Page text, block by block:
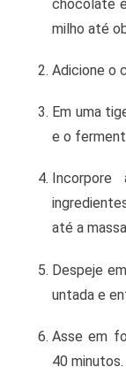
chocolate
milho até
Adicione o
Em uma
e o
até a
Despeje
untada e
Asse em
40 minutos.